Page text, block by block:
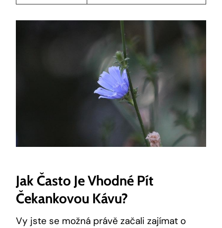
Jak Často Je Vhodné Pít
Čekankovou Kávu?
Vy jste se možná právě začali zajímat o